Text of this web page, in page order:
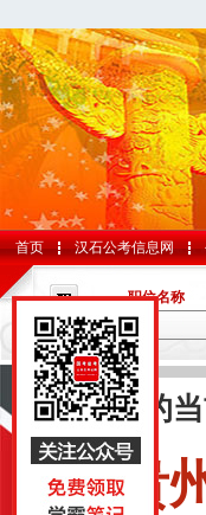
首页 汉石公考信息网
职位名称
导航 您的
贵